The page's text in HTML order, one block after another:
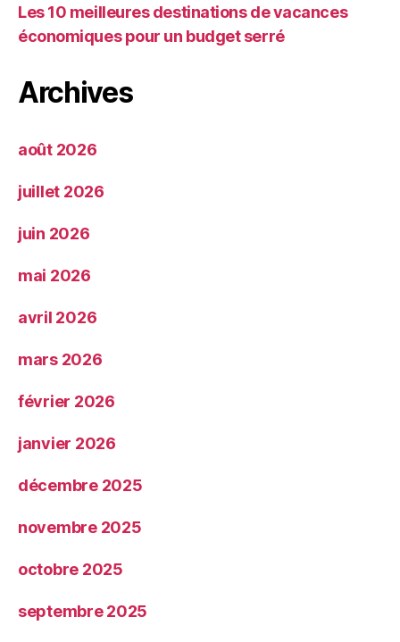
Les 10 meilleures destinations de vacances
économiques pour un budget serré
Archives
août 2026
juillet 2026
juin 2026
mai 2026
avril 2026
mars 2026
février 2026
janvier 2026
décembre 2025
novembre 2025
octobre 2025
septembre 2025